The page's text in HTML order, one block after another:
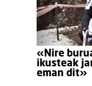
«Nire
ikusteak
eman dit»